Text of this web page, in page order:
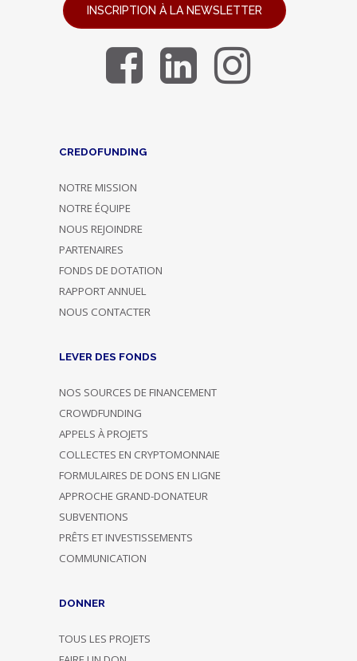
INSCRIPTION À LA NEWSLETTER
CREDOFUNDING
NOTRE MISSION
NOTRE ÉQUIPE
NOUS REJOINDRE
PARTENAIRES
FONDS DE DOTATION
RAPPORT ANNUEL
NOUS CONTACTER
LEVER DES FONDS
NOS SOURCES DE FINANCEMENT
CROWDFUNDING
APPELS À PROJETS
COLLECTES EN CRYPTOMONNAIE
FORMULAIRES DE DONS EN LIGNE
APPROCHE GRAND-DONATEUR
SUBVENTIONS
PRÊTS ET INVESTISSEMENTS
COMMUNICATION
DONNER
TOUS LES PROJETS